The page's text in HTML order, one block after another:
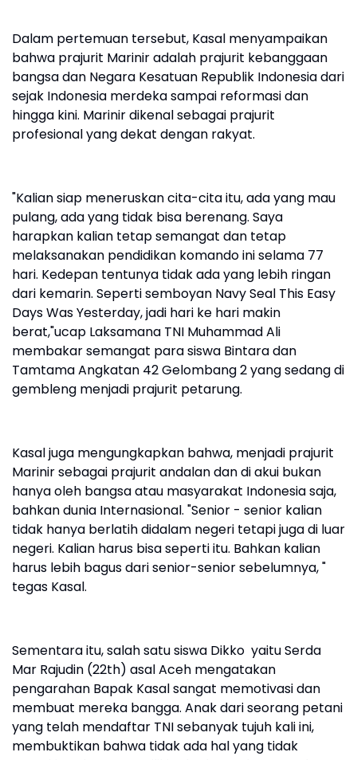
Dalam pertemuan tersebut, Kasal menyampaikan
bahwa prajurit Marinir adalah prajurit kebanggaan
bangsa dan Negara Kesatuan Republik Indonesia dari
sejak Indonesia merdeka sampai reformasi dan
hingga kini. Marinir dikenal sebagai prajurit
profesional yang dekat dengan rakyat.
"Kalian siap meneruskan cita-cita itu, ada yang mau
pulang, ada yang tidak bisa berenang. Saya
harapkan kalian tetap semangat dan tetap
melaksanakan pendidikan komando ini selama 77
hari. Kedepan tentunya tidak ada yang lebih ringan
dari kemarin. Seperti semboyan Navy Seal This Easy
Days Was Yesterday, jadi hari ke hari makin
berat,"ucap Laksamana TNI Muhammad Ali
membakar semangat para siswa Bintara dan
Tamtama Angkatan 42 Gelombang 2 yang sedang di
gembleng menjadi prajurit petarung.
Kasal juga mengungkapkan bahwa, menjadi prajurit
Marinir sebagai prajurit andalan dan di akui bukan
hanya oleh bangsa atau masyarakat Indonesia saja,
bahkan dunia Internasional. "Senior - senior kalian
tidak hanya berlatih didalam negeri tetapi juga di luar
negeri. Kalian harus bisa seperti itu. Bahkan kalian
harus lebih bagus dari senior-senior sebelumnya, "
tegas Kasal.
Sementara itu, salah satu siswa Dikko yaitu Serda
Mar Rajudin (22th) asal Aceh mengatakan
pengarahan Bapak Kasal sangat memotivasi dan
membuat mereka bangga. Anak dari seorang petani
yang telah mendaftar TNI sebanyak tujuh kali ini,
membuktikan bahwa tidak ada hal yang tidak